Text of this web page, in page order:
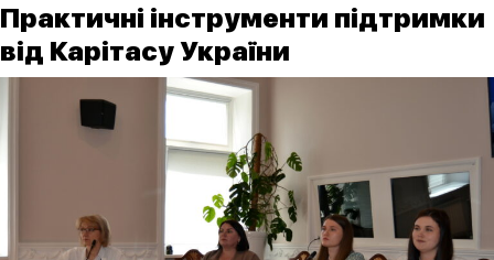
Практичні інструменти підтримки
від Карітасу України